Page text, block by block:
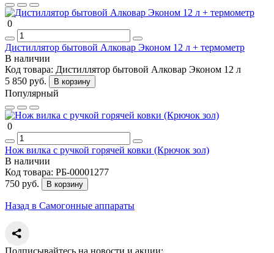
0
Дистиллятор бытовой Алковар Эконом 12 л + термометр
В наличии
Код товара: Дистиллятор бытовой Алковар Эконом 12 л
5 850 руб.
В корзину
Популярный
0
Нож вилка с ручкой горячей ковки (Крючок зол)
В наличии
Код товара: РБ-00001277
750 руб.
В корзину
Назад в Самогонные аппараты
Подписывайтесь на новости и акции: